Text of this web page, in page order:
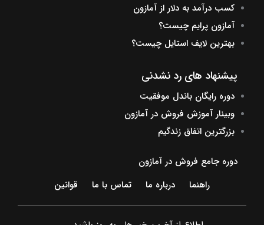
کسب درآمد به دلار از آمازون
آمازون پرایم چیست؟
بهترین لایف استایل چیست؟
پیشنهاد های رد نشدنی
دوره رایگان باندل موفقیت
وبینار آموزش فروش در آمازون
بزرگترین اتفاق زندگیم
دوره جامع فروش در آمازون
راهنما
درباره ما تماس با ما قوانین